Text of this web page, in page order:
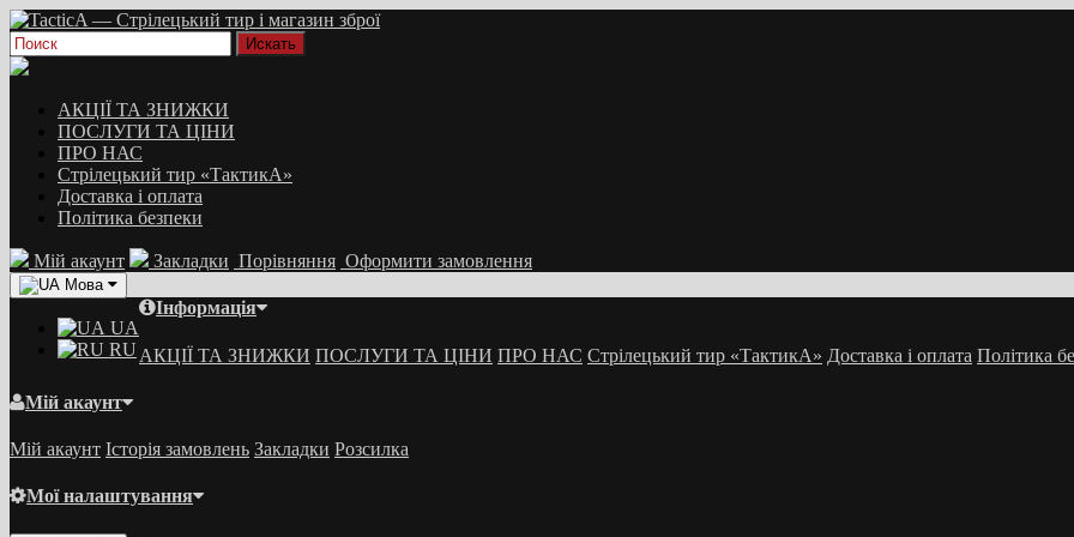
АКЦІЇ ТА ЗНИЖКИ
ПОСЛУГИ ТА ЦІНИ
ПРО НАС
Стрілецький тир «ТактикА»
Доставка і оплата
Політика безпеки
Мій акаунт Закладки Порівняння Оформити замовлення
Мова
UA
RU
Інформація
АКЦІЇ ТА ЗНИЖКИ ПОСЛУГИ ТА ЦІНИ ПРО НАС Стрілецький тир «ТактикА» Доставка і оплата Політика
Мій акаунт
Мій акаунт Історія замовлень Закладки Розсилка
Мої налаштування